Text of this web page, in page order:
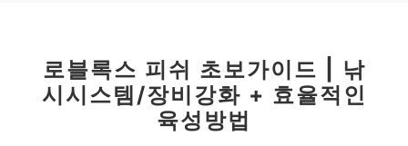
로블록스 피쉬 초보가이드 | 낚
시시스템/장비강화 + 효율적인
육성방법